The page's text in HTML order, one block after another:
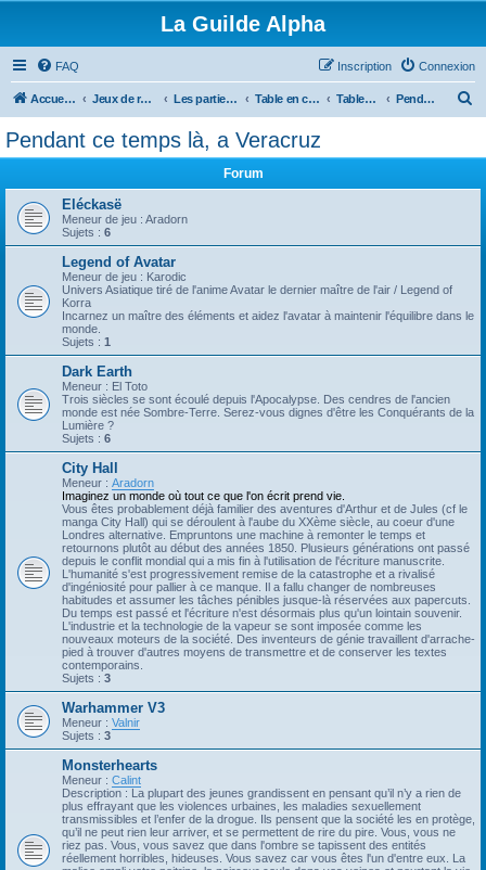
La Guilde Alpha
FAQ Connexion
Inscription
Accueil du forum Jeux de rôles Les parties de la Guilde Table en cours, à venir ou en pause Tables fini ou en pause Pendant ce temps là, a Veracruz
Pendant ce temps là, a Veracruz
Forum
Eléckasë
Meneur de jeu : Aradorn
Sujets : 6
Legend of Avatar
Meneur de jeu : Karodic
Univers Asiatique tiré de l'anime Avatar le dernier maître de l'air / Legend of
Korra
Incarnez un maître des éléments et aidez l'avatar à maintenir l'équilibre dans le
monde.
Sujets : 1
Dark Earth
Meneur : El Toto
Trois siècles se sont écoulé depuis l'Apocalypse. Des cendres de l'ancien
monde est née Sombre-Terre. Serez-vous dignes d'être les Conquérants de la
Lumière ?
Sujets : 6
City Hall
Meneur : Aradorn
Imaginez un monde où tout ce que l'on écrit prend vie.
Vous êtes probablement déjà familier des aventures d'Arthur et de Jules (cf le
manga City Hall) qui se déroulent à l'aube du XXème siècle, au coeur d'une
Londres alternative. Empruntons une machine à remonter le temps et
retournons plutôt au début des années 1850. Plusieurs générations ont passé
depuis le conflit mondial qui a mis fin à l'utilisation de l'écriture manuscrite.
L'humanité s'est progressivement remise de la catastrophe et a rivalisé
d'ingéniosité pour pallier à ce manque. Il a fallu changer de nombreuses
habitudes et assumer les tâches pénibles jusque-là réservées aux papercuts.
Du temps est passé et l'écriture n'est désormais plus qu'un lointain souvenir.
L'industrie et la technologie de la vapeur se sont imposée comme les
nouveaux moteurs de la société. Des inventeurs de génie travaillent d'arrache-
pied à trouver d'autres moyens de transmettre et de conserver les textes
contemporains.
Sujets : 3
Warhammer V3
Meneur : Valnir
Sujets : 3
Monsterhearts
Meneur : Calint
Description : La plupart des jeunes grandissent en pensant qu’il n’y a rien de
plus effrayant que les violences urbaines, les maladies sexuellement
transmissibles et l’enfer de la drogue. Ils pensent que la société les en protège,
qu’il ne peut rien leur arriver, et se permettent de rire du pire. Vous, vous ne
riez pas. Vous, vous savez que dans l'ombre se tapissent des entités
réellement horribles, hideuses. Vous savez car vous êtes l'un d'entre eux. La